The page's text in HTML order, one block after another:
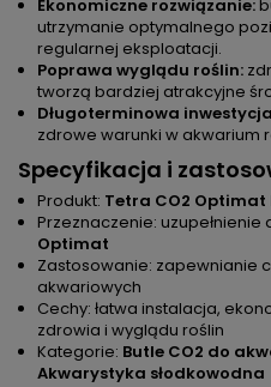
Ekonomiczne rozwiązanie:
utrzymanie optymalnego
regularnej eksploatacji.
Poprawa wyglądu roślin:
tworzą bardziej atrakcyjne
Długoterminowa
zdrowe warunki w akwarium
Specyfikacja i
Produkt: Tetra CO2
Przeznaczenie: uzupełnienie
Optimat
Zastosowanie: zapewnianie
akwariowych
Cechy: łatwa instalacja,
zdrowia i wyglądu roślin
Kategorie: Butle CO2 do
Akwarystyka słodkowodna